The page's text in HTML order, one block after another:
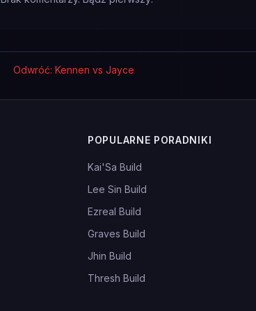
Odwróć: Kennen vs Jayce
POPULARNE PORADNIKI
Kai'Sa Build
Lee Sin Build
Ezreal Build
Graves Build
Jhin Build
Thresh Build